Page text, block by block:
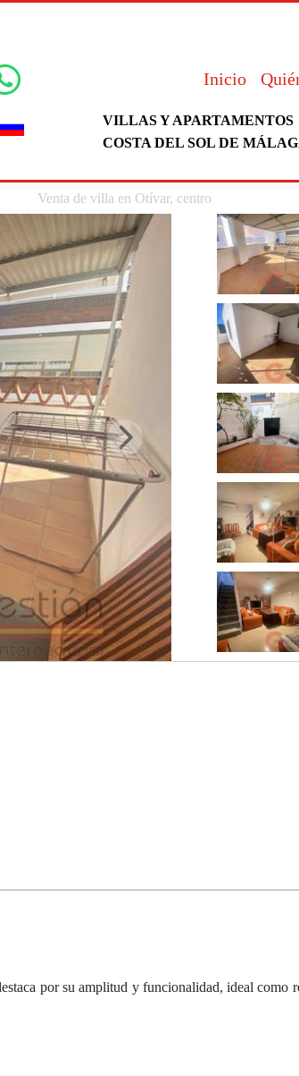
Inicio
VILLAS Y APARTAMENTOS
COSTA DEL SOL DE
Venta de villa en Otívar, centro
por su amplitud y funcionalidad, ideal como